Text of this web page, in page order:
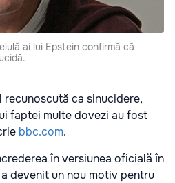
ai lui Epstein confirmă că
ca sinucidere,
faptei multe dovezi au fost
bbc.com.
în versiunea oficială în
devenit un nou motiv pentru